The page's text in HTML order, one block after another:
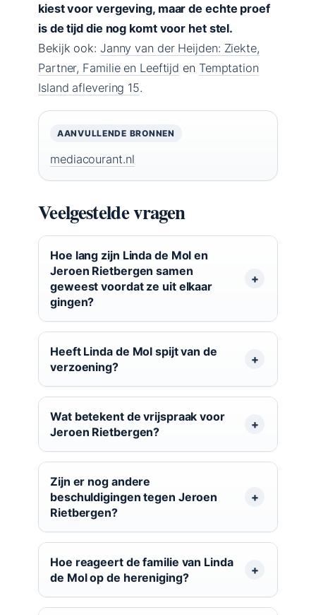
kiest voor vergeving, maar de echte proef
is de tijd die nog komt voor het stel.
Bekijk ook: Janny van der Heijden: Ziekte,
Partner, Familie en Leeftijd en Temptation
Island aflevering 15.
AANVULLENDE BRONNEN
mediacourant.nl
Veelgestelde vragen
Hoe lang zijn Linda de Mol en
Jeroen Rietbergen samen
geweest voordat ze uit elkaar
gingen?
Heeft Linda de Mol spijt van de
verzoening?
Wat betekent de vrijspraak voor
Jeroen Rietbergen?
Zijn er nog andere
beschuldigingen tegen Jeroen
Rietbergen?
Hoe reageert de familie van Linda
de Mol op de hereniging?